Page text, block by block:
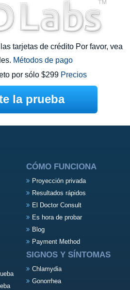
tarjetas de crédito Por favor, vea
Métodos de pago
por sólo $299 Precios
la prueba
CÓMO FUNCIONA
Proyección privada
Resultados rápidos
El Doctor Consult
Es hora de probar
Blog
Payment Method
SIGNOS Y SÍNTOMAS
Chlamydia
Gonorrhea